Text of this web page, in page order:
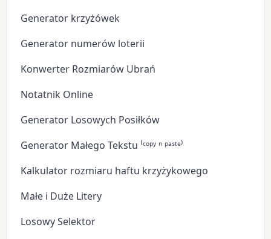
Generator krzyżówek
Generator numerów loterii
Konwerter Rozmiarów Ubrań
Notatnik Online
Generator Losowych Posiłków
Generator Małego Tekstu ⁽ᶜᵒᵖʸ ⁿ ᵖᵃˢᵗᵉ⁾
Kalkulator rozmiaru haftu krzyżykowego
Małe i Duże Litery
Losowy Selektor